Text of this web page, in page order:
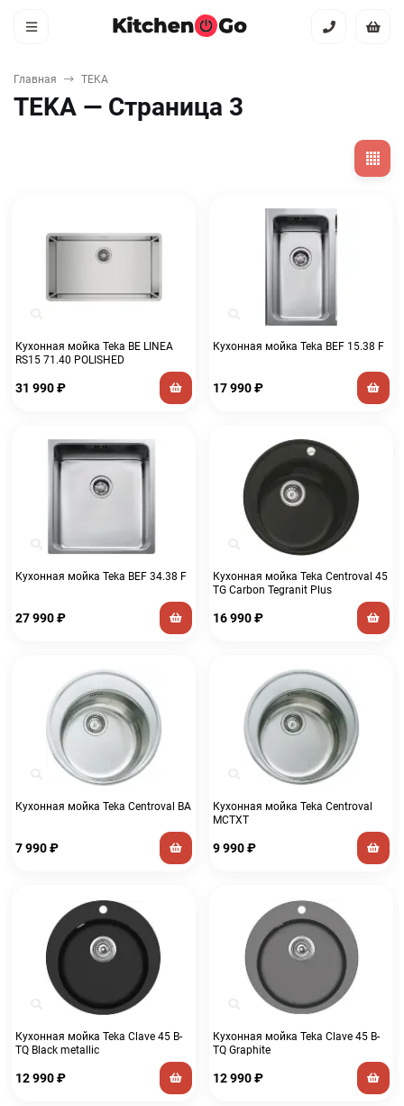
Главная TEKA
TEKA — Страница 3
Кухонная мойка Teka BE LINEA
RS15 71.40 POLISHED
31 990₽
Кухонная мойка Teka BEF 15.38 F
17 990₽
Кухонная мойка Teka BEF 34.38 F
27 990₽
Кухонная мойка Teka Centroval 45
TG Carbon Tegranit Plus
16 990₽
Кухонная мойка Teka Centroval BA
7 990₽
Кухонная мойка Teka Centroval
MCTXT
9 990₽
Кухонная мойка Teka Clave 45 B-
TQ Black metallic
12 990₽
Кухонная мойка Teka Clave 45 B-
TQ Graphite
12 990₽